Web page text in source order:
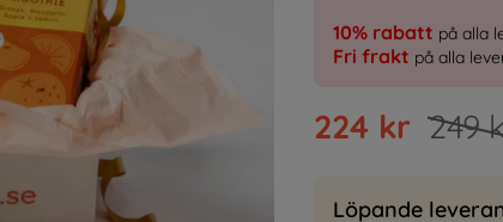
10% rabatt på alla
Fri frakt på alla
249
224 kr
Löpande